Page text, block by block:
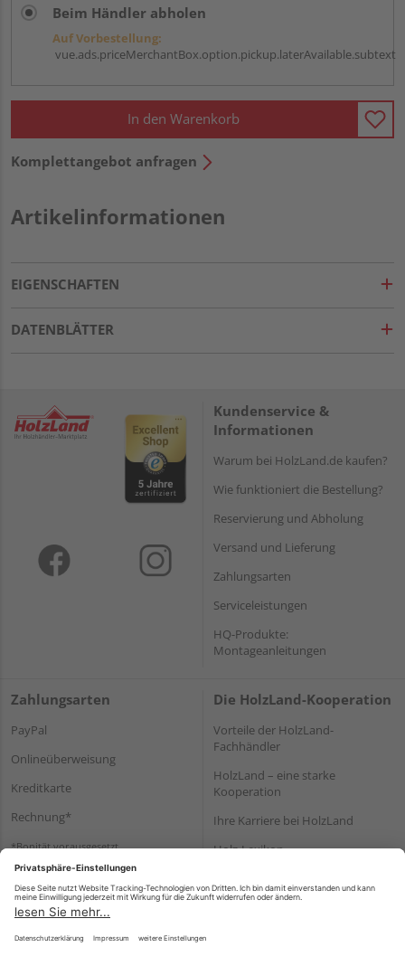
Beim Händler abholen
Auf Vorbestellung:
vue.ads.priceMerchantBox.option.pickup.laterAvailable.subtext
In den Warenkorb
Komplettangebot anfragen
Artikelinformationen
EIGENSCHAFTEN
DATENBLÄTTER
Kundenservice &
Informationen
Warum bei HolzLand.de kaufen?
Wie funktioniert die Bestellung?
Reservierung und Abholung
Versand und Lieferung
Zahlungsarten
Serviceleistungen
HQ-Produkte:
Montageanleitungen
Zahlungsarten
PayPal
Onlineüberweisung
Kreditkarte
Rechnung*
*Bonität vorausgesetzt
Die HolzLand-Kooperation
Vorteile der HolzLand-
Fachhändler
HolzLand – eine starke
Kooperation
Ihre Karriere bei HolzLand
Holz-Lexikon